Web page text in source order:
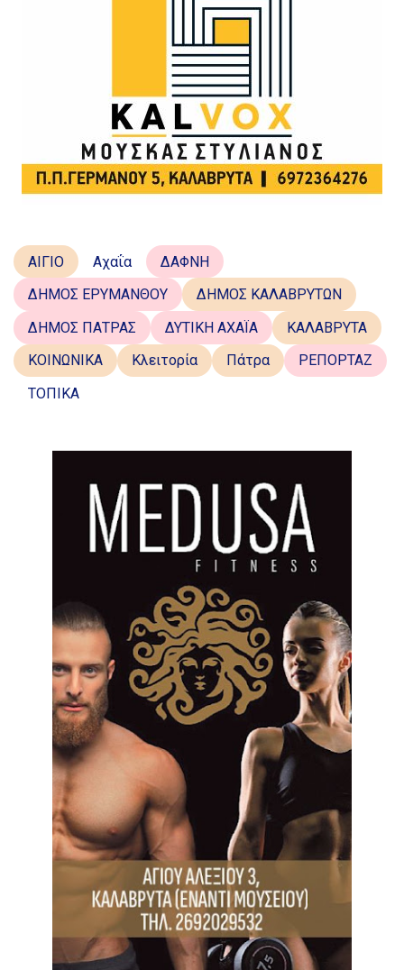
ΑΙΓΙΟ Αχαΐα
ΔΑΦΝΗ
ΔΗΜΟΣ ΕΡΥΜΑΝΘΟΥ
ΔΗΜΟΣ ΚΑΛΑΒΡΥΤΩΝ
ΔΗΜΟΣ ΠΑΤΡΑΣ
ΔΥΤΙΚΗ ΑΧΑΪΑ
ΚΑΛΑΒΡΥΤΑ
ΚΟΙΝΩΝΙΚΑ
Κλειτορία Πάτρα
ΡΕΠΟΡΤΑΖ
ΤΟΠΙΚΑ